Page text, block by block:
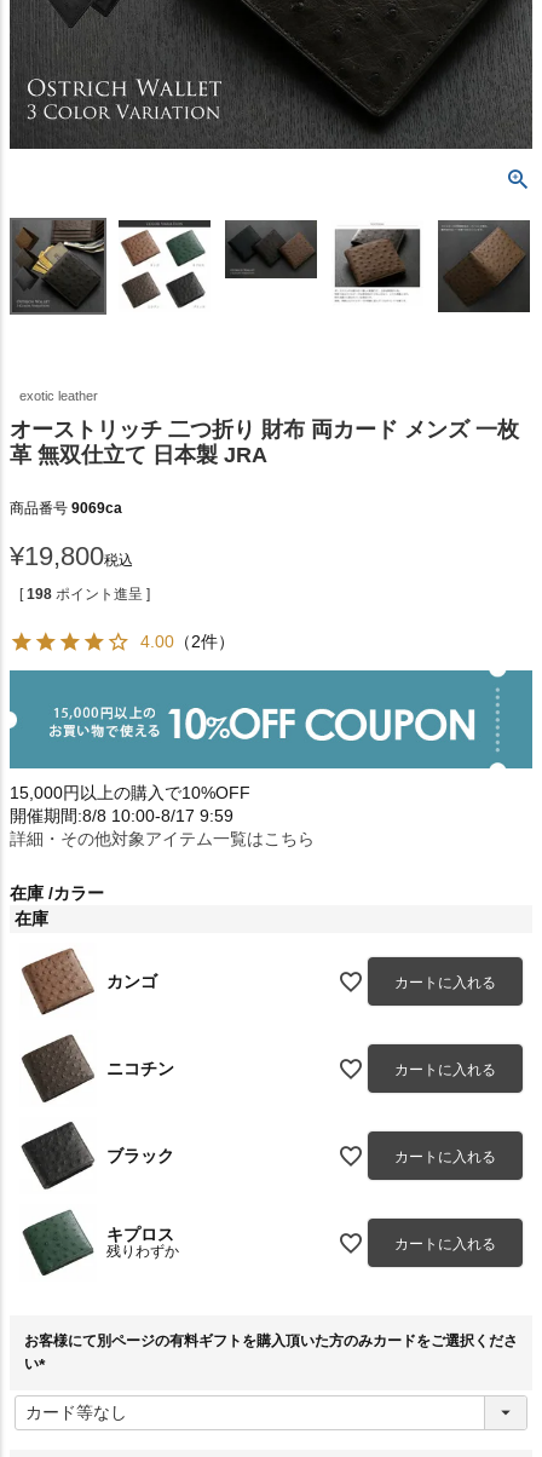
exotic leather
オーストリッチ 二つ折り 財布 両カード メンズ 一枚
革 無双仕立て 日本製 JRA
商品番号 9069ca
¥19,800税込
[ 198 ポイント進呈 ]
4.00 （2件）
15,000円以上の購入で10%OFF
開催期間:8/8 10:00-8/17 9:59
詳細・その他対象アイテム一覧はこちら
在庫 カラー
在庫
カンゴ カートに入れる
ニコチン カートに入れる
ブラック カートに入れる
キプロス
残りわずか カートに入れる
お客様にて別ページの有料ギフトを購入頂いた方のみカードをご選択くださ
い
必
須